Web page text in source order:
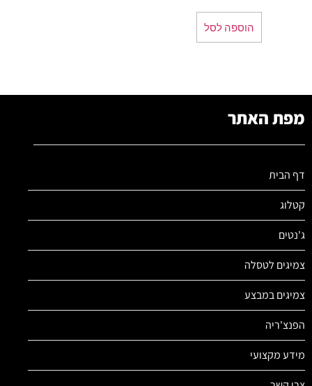
הוספה לסל
מפת האתר
דף הבית
קטלוג
ג'נטים
צמיגים לטסלה
צמיגים במבצע
הפנצ'ריה
מידע מקצועי